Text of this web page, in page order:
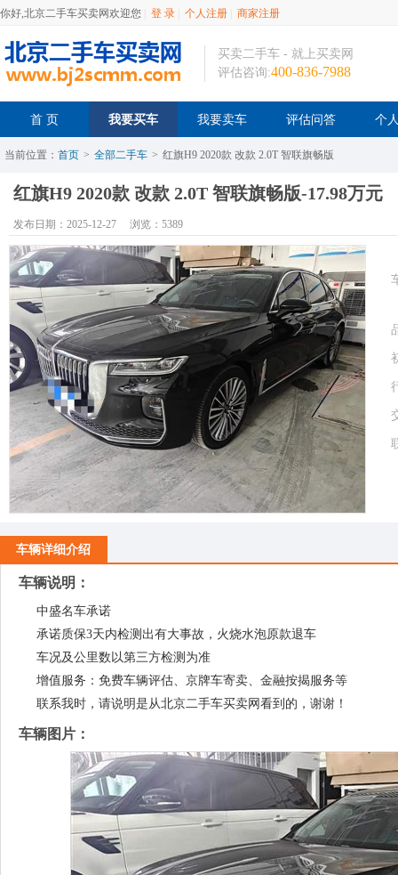
你好,北京二手车买卖网欢迎您 登 录 个人注册 商家注册
买卖二手车 - 就上买卖网
评估咨询:400-836-7988
首 页 我要买车 我要卖车 评估问答 个
当前位置： 首页 > 全部二手车 > 红旗H9 2020款 改款 2.0T 智联旗畅版
红旗H9 2020款 改款 2.0T 智联旗畅版-17.98万元
发布日期：2025-12-27 浏览：5389
车辆详细介绍
车辆说明：
中盛名车承诺
承诺质保3天内检测出有大事故，火烧水泡原款退车
车况及公里数以第三方检测为准
增值服务：免费车辆评估、京牌车寄卖、金融按揭服务等
联系我时，请说明是从北京二手车买卖网看到的，谢谢！
车辆图片：